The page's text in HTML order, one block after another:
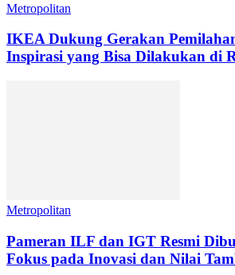
Metropolitan
IKEA Dukung Gerakan
Inspirasi yang Bisa Dilakukan di
Metropolitan
Pameran ILF dan IGT Resmi
Fokus pada Inovasi dan Nilai